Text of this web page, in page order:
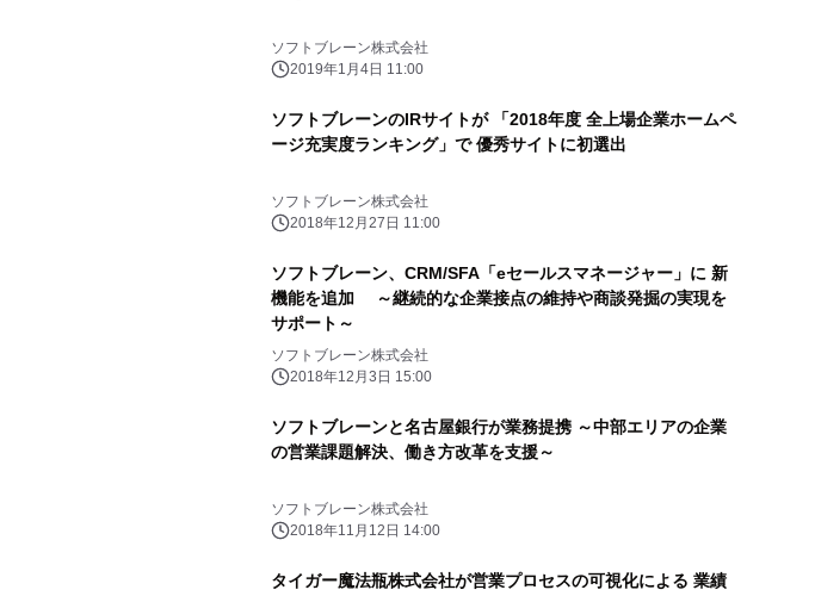
ソフトブレーン株式会社
2019年1月4日 11:00
ソフトブレーンのIRサイトが 「2018年度 全上場企業ホームペ
ージ充実度ランキング」で 優秀サイトに初選出
ソフトブレーン株式会社
2018年12月27日 11:00
ソフトブレーン、CRM/SFA「eセールスマネージャー」に 新
機能を追加 ～継続的な企業接点の維持や商談発掘の実現を
サポート～
ソフトブレーン株式会社
2018年12月3日 15:00
ソフトブレーンと名古屋銀行が業務提携 ～中部エリアの企業
の営業課題解決、働き方改革を支援～
ソフトブレーン株式会社
2018年11月12日 14:00
タイガー魔法瓶株式会社が営業プロセスの可視化による 業績